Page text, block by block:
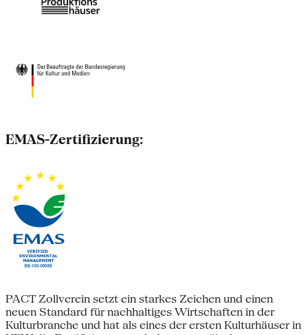
EMAS-Zertifizierung:
PACT Zollverein setzt ein starkes Zeichen und einen
neuen Standard für nachhaltiges Wirtschaften in der
Kulturbranche und hat als eines der ersten Kulturhäuser in